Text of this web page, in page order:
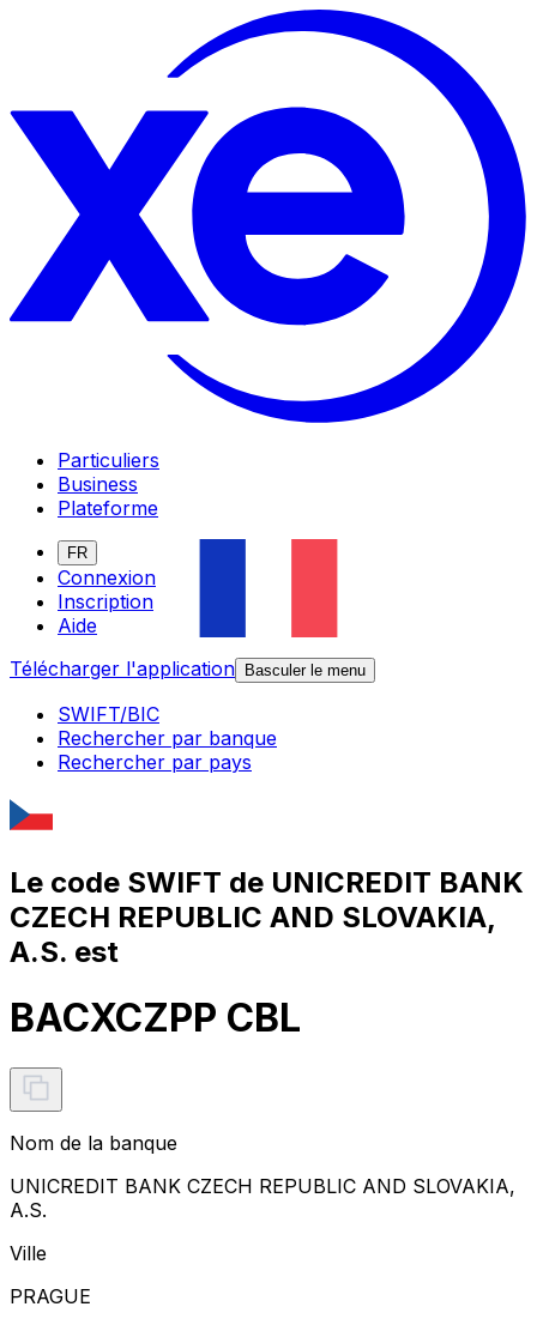
Particuliers
Business
Plateforme
FR
Connexion
Inscription
Aide
Télécharger l'application
Basculer le menu
SWIFT/BIC
Rechercher par banque
Rechercher par pays
Le code SWIFT de UNICREDIT BANK
CZECH REPUBLIC AND SLOVAKIA,
A.S. est
BACXCZPP CBL
Nom de la banque
UNICREDIT BANK CZECH REPUBLIC AND SLOVAKIA,
A.S.
Ville
PRAGUE